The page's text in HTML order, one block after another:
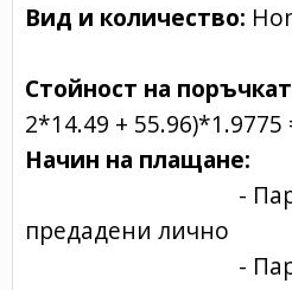
Вид и количество:
Стойност на
2*14.49 + 55.96)*1.9775
Начин на плащане:
- Парите
предадени лично
- Парите